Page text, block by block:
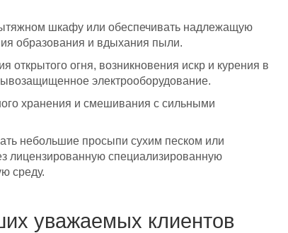
шкафу или обеспечивать надлежащую
образования и вдыхания пыли.
открытого огня, возникновения искр и курения в
электрооборудование.
хранения и смешивания с сильными
небольшие просыпи сухим песком или
лицензированную специализированную
среду.
уважаемых клиентов